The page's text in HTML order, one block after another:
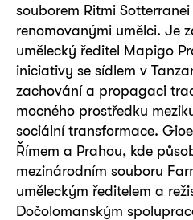
souborem Ritmi
renomovanými umělci. Je
umělecký ředitel Mapigo
iniciativy se sídlem v
zachování a propagaci
mocného prostředku
sociální transformace.
Římem a Prahou, kde
mezinárodním souboru
uměleckým ředitelem a
Dočolomanským